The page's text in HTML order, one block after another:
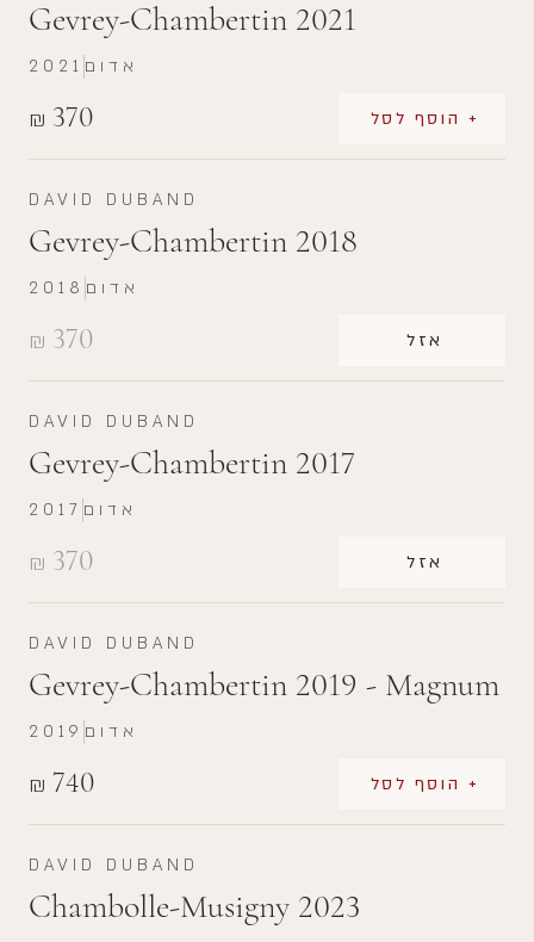
Gevrey-Chambertin 2021
₪ 370 + הוסף לסל
2021 אדום
DAVID DUBAND
Gevrey-Chambertin 2018
₪ 370 אזל
2018 אדום
DAVID DUBAND
Gevrey-Chambertin 2017
₪ 370 אזל
2017 אדום
DAVID DUBAND
Gevrey-Chambertin 2019 - Magnum
₪ 740 + הוסף לסל
2019 אדום
DAVID DUBAND
Chambolle-Musigny 2023